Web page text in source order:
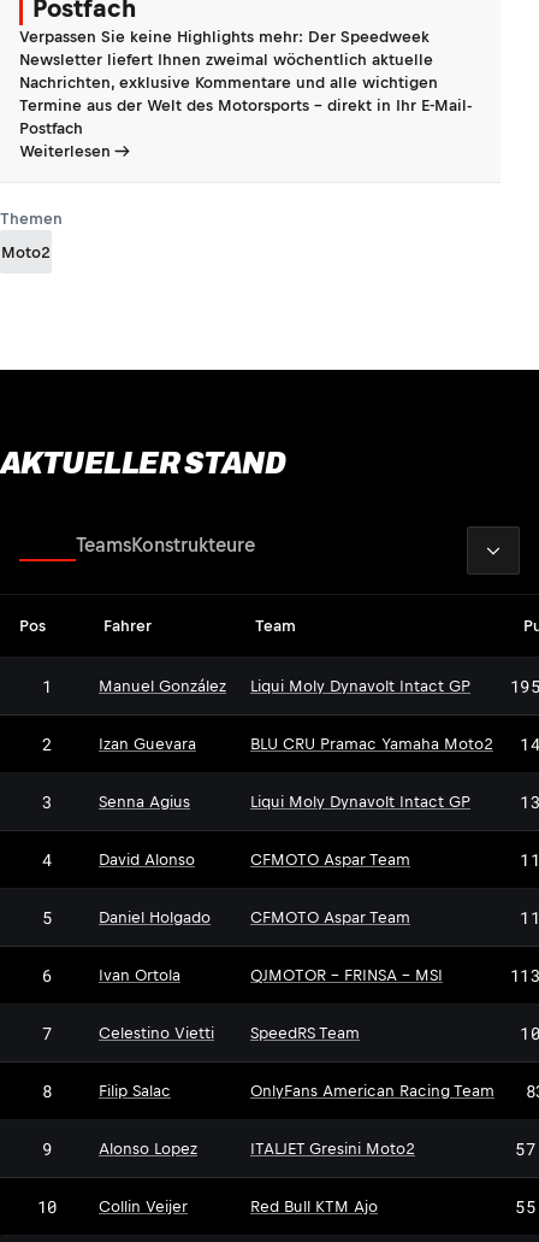
Postfach
Verpassen Sie keine Highlights mehr: Der Speedweek
Newsletter liefert Ihnen zweimal wöchentlich aktuelle
Nachrichten, exklusive Kommentare und alle wichtigen
Termine aus der Welt des Motorsports - direkt in Ihr E-Mail-
Postfach
Weiterlesen
Themen
Moto2
AKTUELLER STAND
TeamsKonstrukteure
Pos Fahrer Team
1 Manuel González Liqui Moly Dynavolt Intact GP
2 Izan Guevara BLU CRU Pramac Yamaha Moto2
3 Senna Agius Liqui Moly Dynavolt Intact GP
4 David Alonso CFMOTO Aspar Team
5 Daniel Holgado CFMOTO Aspar Team
6 Ivan Ortola QJMOTOR - FRINSA - MSI
7 Celestino Vietti SpeedRS Team
8 Filip Salac OnlyFans American Racing Team
9 Alonso Lopez ITALJET Gresini Moto2
10 Collin Veijer Red Bull KTM Ajo